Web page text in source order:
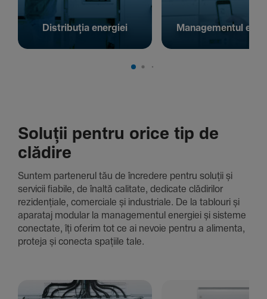
Distribuția energiei Managementul
Soluții pentru orice tip de
clădire
Suntem parte­nerul tău de încre­dere pentru soluții și
servicii fiabile, de înaltă cali­tate, dedi­cate clădi­rilor
rezi­den­țiale, comer­ciale și indus­triale. De la tablouri și
aparataj modular la managementul energiei și sisteme
conec­tate, îți oferim tot ce ai nevoie pentru a alimenta,
proteja și conecta spațiile tale.